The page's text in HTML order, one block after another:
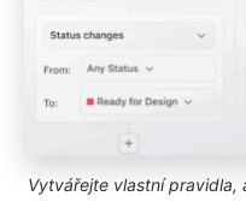
Vytvářejte vlastní